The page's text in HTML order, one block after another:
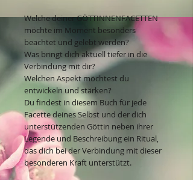
Welche deiner GÖTTINNENFACETTEN
möchte im Moment besonders
beachtet und gelebt werden?
Was bringt dich aktuell tiefer in die
Verbindung mit dir?
Welchen Aspekt möchtest du
entwickeln und stärken?
Du findest in diesem Buch für jede
Facette deines Selbst und der dich
unterstützenden Göttin neben ihrer
Legende und Beschreibung ein Ritual,
das dich bei der Verbindung mit dieser
besonderen Kraft unterstützt.